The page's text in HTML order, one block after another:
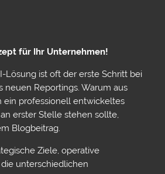
für Ihr Unternehmen!
Lösung ist oft der erste Schritt bei
neuen Reportings. Warum aus
ein professionell entwickeltes
erster Stelle stehen sollte,
Blogbeitrag.
Ziele, operative
unterschiedlichen